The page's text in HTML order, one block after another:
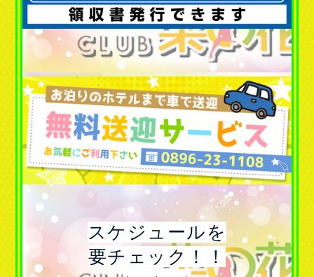
スケジュールを
要チェック！！